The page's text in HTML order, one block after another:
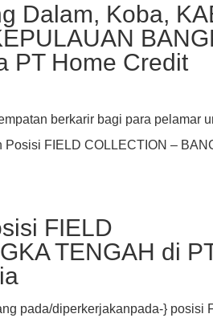
Dalam, Koba,
PT Home Credit
berkarir bagi para pelamar
FIELD COLLECTION –
FIELD
TENGAH di
pada/diperkerjakanpada-} posisi